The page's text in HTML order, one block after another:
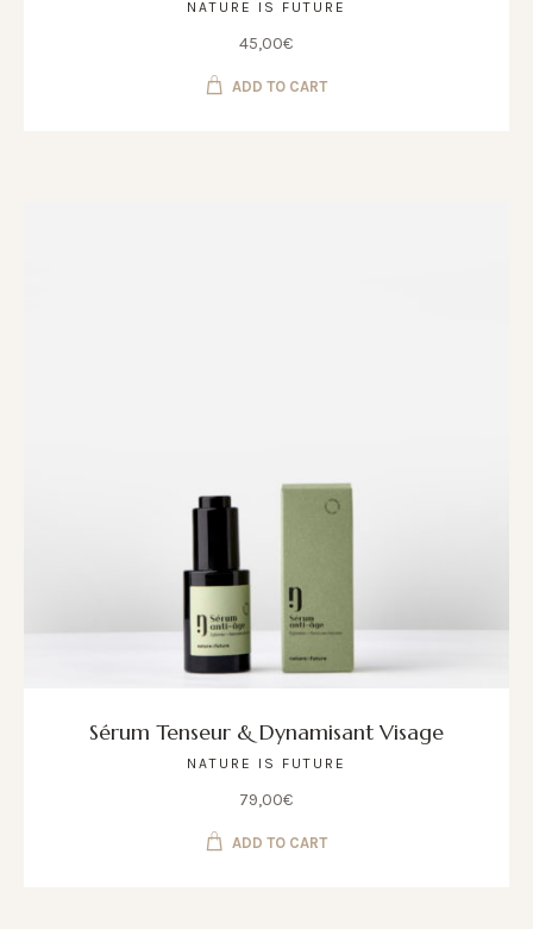
NATURE IS FUTURE
45,00€
ADD TO CART
Sérum Tenseur & Dynamisant Visage
NATURE IS FUTURE
79,00€
ADD TO CART